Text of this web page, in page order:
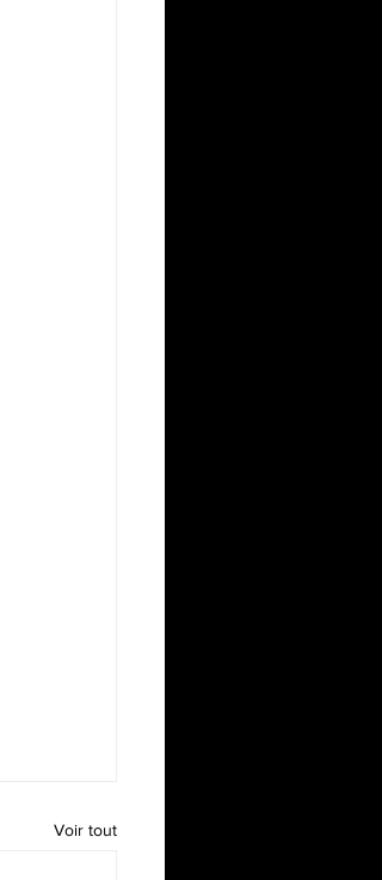
Voir tout